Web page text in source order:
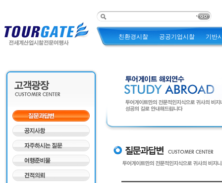
친환경시찰 공공기업시찰 기반